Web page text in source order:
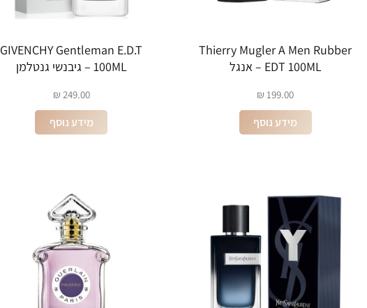
Thierry Mugler A Men Rubber
EDT 100ML – אנגל
199.00
₪
מידע נוסף
GIVENCHY Gentleman E.D.T
100ML – גיבנשי גנטלמן
249.00
₪
מידע נוסף